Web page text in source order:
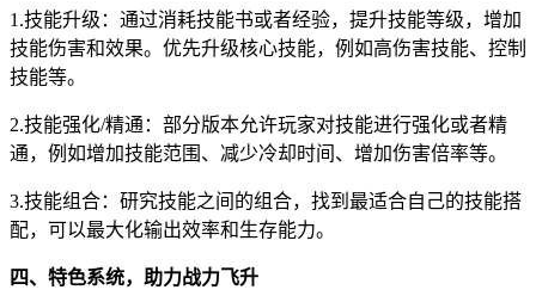
1.技能升级：通过消耗技能书或者经验，提升技能等级，增加
技能伤害和效果。优先升级核心技能，例如高伤害技能、控制
技能等。
2.技能强化/精通：部分版本允许玩家对技能进行强化或者精
通，例如增加技能范围、减少冷却时间、增加伤害倍率等。
3.技能组合：研究技能之间的组合，找到最适合自己的技能搭
配，可以最大化输出效率和生存能力。
四、特色系统，助力战力飞升